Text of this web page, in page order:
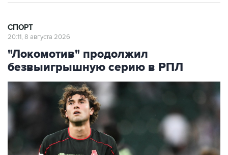
СПОРТ
20:11, 8 августа 2026
"Локомотив" продолжил
безвыигрышную серию в РПЛ